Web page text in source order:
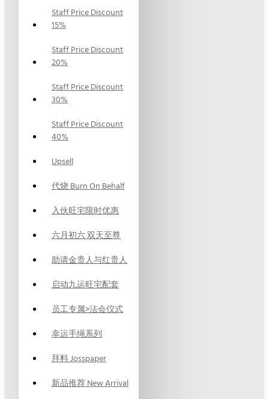
Staff Price Discount
15%
Staff Price Discount
20%
Staff Price Discount
30%
Staff Price Discount
40%
Upsell
代烧 Burn On Behalf
入伙旺宅限时优惠
六月初六 双天至尊
助请金贵人与红贵人
启动九运旺宅配套
员工专属>法会仪式
幸运手绳系列
拜料 Josspaper
新品推荐 New Arrival